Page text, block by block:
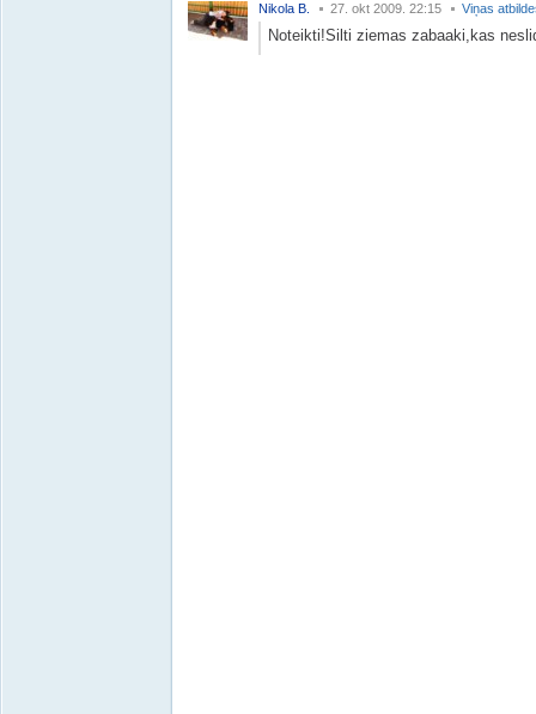
Nikola B. 27. okt 2009. 22:15 Viņas
Noteikti!Silti ziemas zabaaki,kas